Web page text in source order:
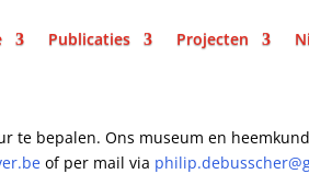
Publicaties Projecten
te bepalen. Ons museum en
of per mail via